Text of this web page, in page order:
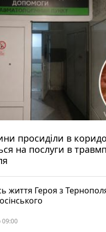
просиділи в
на послуги в
життя Героя з
09:00